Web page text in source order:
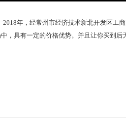
年，经常州市经济技术新北开发区
，具有一定的价格优势。并且让你买到